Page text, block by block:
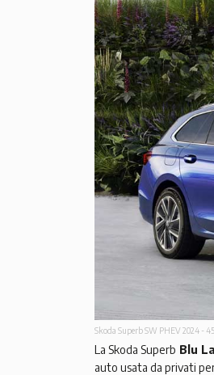
Skoda Superb SW PHEV 2024 -
La Skoda Superb Blu
auto usata da privati